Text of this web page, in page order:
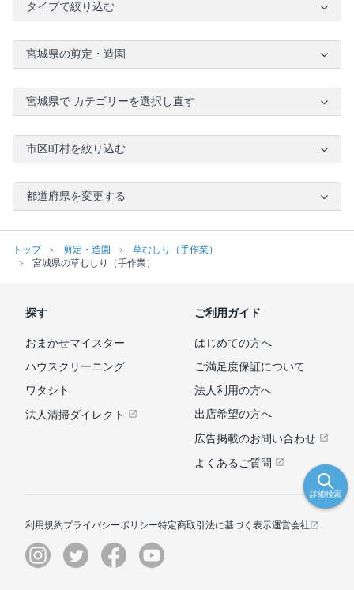
タイプで絞り込む
宮城県の剪定・造園
宮城県で カテゴリーを選択し直す
市区町村を絞り込む
都道府県を変更する
トップ 剪定・造園
草むしり（手作業）
宮城県の草むしり（手作業）
詳細検索
探す
おまかせマイスター
ハウスクリーニング
ワタシト
法人清掃ダイレクト
ご利用ガイド
はじめての方へ
ご満足度保証について
法人利用の方へ
出店希望の方へ
広告掲載のお問い合わせ
よくあるご質問
利用規約プライバシーポリシー特定商取引法に基づく表示運営会社